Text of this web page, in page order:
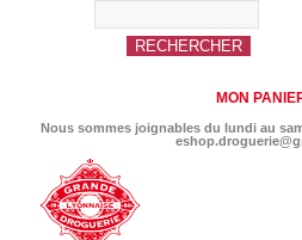
MON
Nous sommes joignables du lundi au